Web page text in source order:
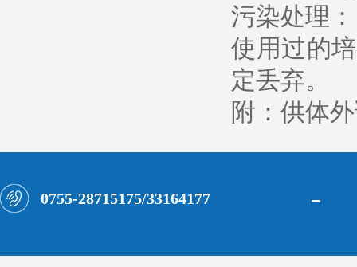
污染处理：
使用过的
定丢弃。
附：供体
0755-28715175/33164177 -